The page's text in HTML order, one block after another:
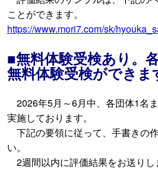
ことができます。
https://www.mori7.com/sk/
■無料体験受検あり。
無料体験受検ができま
2026年5月～6月中、各団体1名
実施しております。
下記の要領に従って、手書きの
い。
2週間以内に評価結果をお送りし